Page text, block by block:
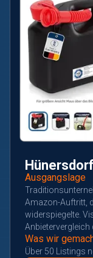
Ausgangslage
Amazon-Auftritt,
widerspiegelte.
Anbietervergleich
Was wir
Über 50 Listings